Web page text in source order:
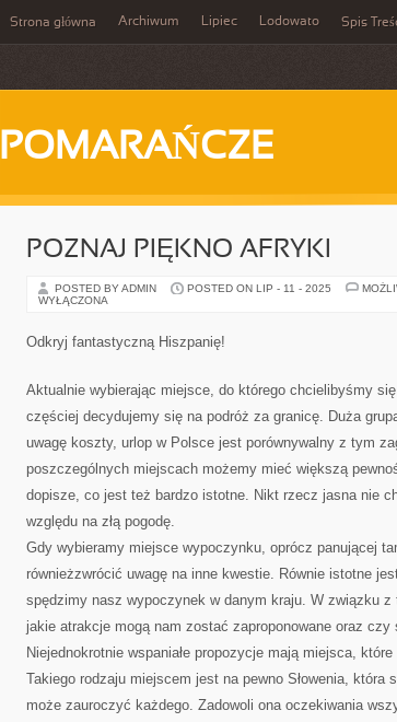
Strona główna Archiwum Lipiec Lodowato Spis
POMARAŃCZE
POZNAJ PIĘKNO AFRYKI
POSTED BY ADMIN POSTED ON LIP - 11 - 2025
WYŁĄCZONA
Odkryj fantastyczną Hiszpanię!
Aktualnie wybierając miejsce, do którego chcielibyśmy
częściej decydujemy się na podróż za granicę. Duża
uwagę koszty, urlop w Polsce jest porównywalny z tym
poszczególnych miejscach możemy mieć większą
dopisze, co jest też bardzo istotne. Nikt rzecz jasna nie
względu na złą pogodę.
Gdy wybieramy miejsce wypoczynku, oprócz panującej
równieżzwrócić uwagę na inne kwestie. Równie istotne
spędzimy nasz wypoczynek w danym kraju. W związku
jakie atrakcje mogą nam zostać zaproponowane oraz czy
Niejednokrotnie wspaniałe propozycje mają miejsca,
Takiego rodzaju miejscem jest na pewno Słowenia, która
może zauroczyć każdego. Zadowoli ona oczekiwania